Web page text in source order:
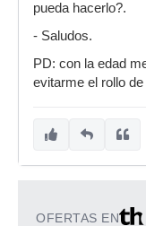
pueda hacerlo?.
- Saludos.
PD: con la edad
evitarme el rollo
OFERTAS EN